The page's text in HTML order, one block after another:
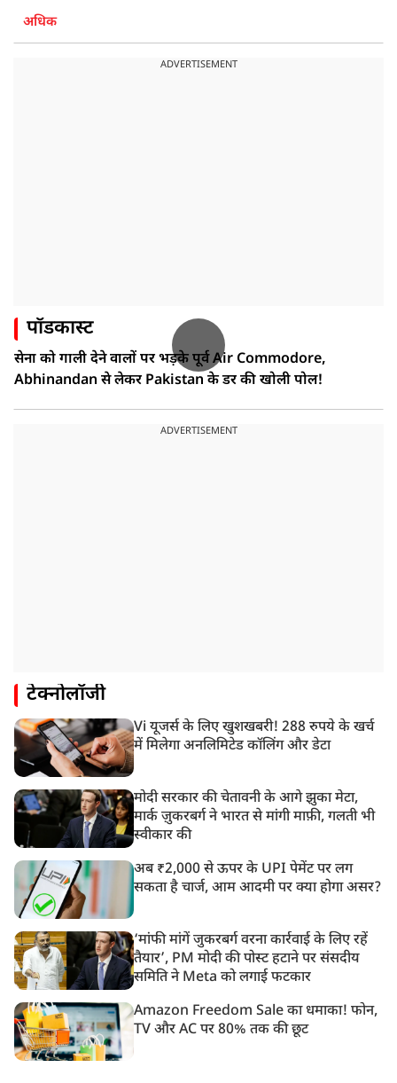
अधिक
ADVERTISEMENT
पॉडकास्ट
सेना को गाली देने वालों पर भड़के पूर्व Air Commodore,
Abhinandan से लेकर Pakistan के डर की खोली पोल!
ADVERTISEMENT
टेक्नोलॉजी
Vi यूजर्स के लिए खुशखबरी! 288 रुपये के खर्च
में मिलेगा अनलिमिटेड कॉलिंग और डेटा
मोदी सरकार की चेतावनी के आगे झुका मेटा,
मार्क ज़ुकरबर्ग ने भारत से मांगी माफ़ी, गलती भी
स्वीकार की
अब ₹2,000 से ऊपर के UPI पेमेंट पर लग
सकता है चार्ज, आम आदमी पर क्या होगा असर?
‘मांफी मांगें जुकरबर्ग वरना कार्रवाई के लिए रहें
तैयार’, PM मोदी की पोस्ट हटाने पर संसदीय
समिति ने Meta को लगाई फटकार
Amazon Freedom Sale का धमाका! फोन,
TV और AC पर 80% तक की छूट